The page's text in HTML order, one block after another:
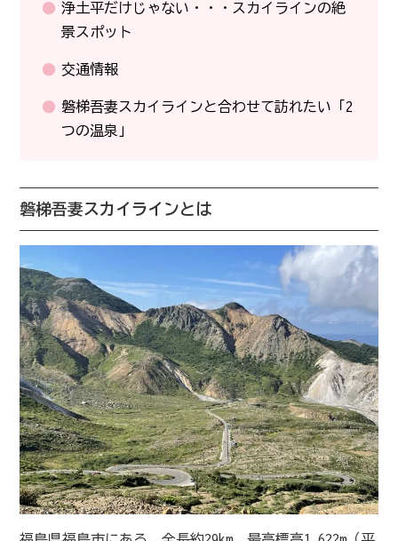
浄土平だけじゃない・・・スカイラインの絶
景スポット
交通情報
磐梯吾妻スカイラインと合わせて訪れたい「2
つの温泉」
磐梯吾妻スカイラインとは